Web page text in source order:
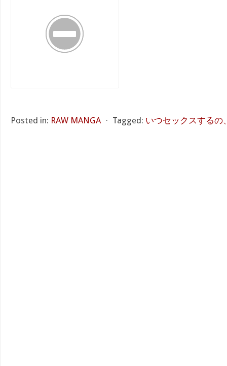
Posted in: RAW MANGA ⋅ Tagged: いつセックスするの